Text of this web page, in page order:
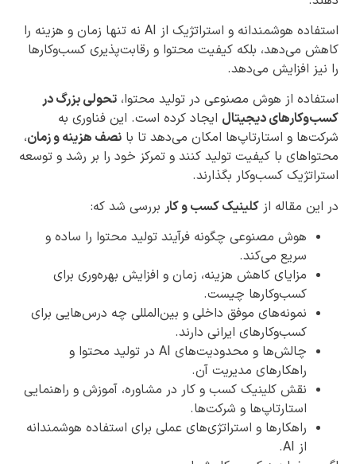
استفاده هوشمندانه و استراتژیک از AI نه تنها زمان و هزینه را
کاهش می‌دهد، بلکه کیفیت محتوا و رقابت‌پذیری کسب‌وکارها
را نیز افزایش می‌دهد.
استفاده از هوش مصنوعی در تولید محتوا، تحولی بزرگ در
کسب‌وکارهای دیجیتال ایجاد کرده است. این فناوری به
شرکت‌ها و استارتاپ‌ها امکان می‌دهد تا با نصف هزینه و زمان،
محتواهای با کیفیت تولید کنند و تمرکز خود را بر رشد و توسعه
استراتژیک کسب‌وکار بگذارند.
در این مقاله از کلینیک کسب و کار بررسی شد که:
هوش مصنوعی چگونه فرآیند تولید محتوا را ساده و
سریع می‌کند.
مزایای کاهش هزینه، زمان و افزایش بهره‌وری برای
کسب‌وکارها چیست.
نمونه‌های موفق داخلی و بین‌المللی چه درس‌هایی برای
کسب‌وکارهای ایرانی دارند.
چالش‌ها و محدودیت‌های AI در تولید محتوا و
راهکارهای مدیریت آن.
نقش کلینیک کسب و کار در مشاوره، آموزش و راهنمایی
استارتاپ‌ها و شرکت‌ها.
راهکارها و استراتژی‌های عملی برای استفاده هوشمندانه
از AI.